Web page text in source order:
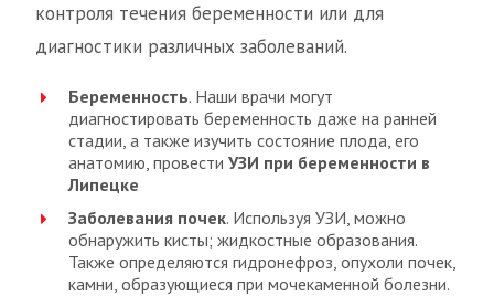
контроля течения беременности или для
диагностики различных заболеваний.
Беременность. Наши врачи могут
диагностировать беременность даже на ранней
стадии, а также изучить состояние плода, его
анатомию, провести УЗИ при беременности в
Липецке
Заболевания почек. Используя УЗИ, можно
обнаружить кисты; жидкостные образования.
Также определяются гидронефроз, опухоли почек,
камни, образующиеся при мочекаменной болезни.